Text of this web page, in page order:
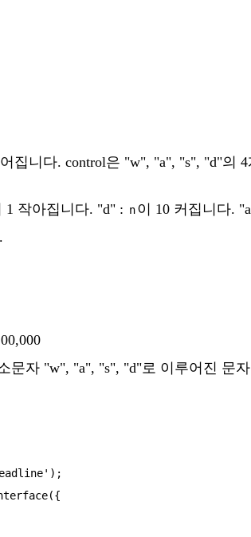
집니다. control은 "w", "a", "s", "d"의
1 작아집니다. "d" : n이 10 커집니다.
문자 "w", "a", "s", "d"로 이루어진 문